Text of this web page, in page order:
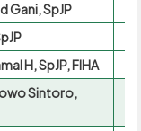
Gani, SpJP
H, SpJP, FIHA
Sintoro,